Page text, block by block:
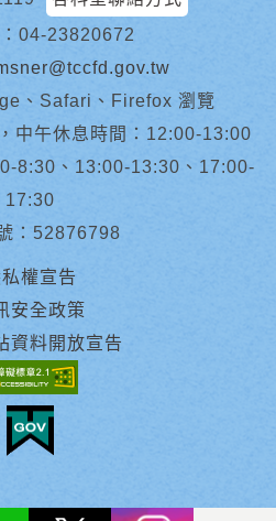
04-23820672
、Safari、Firefox 瀏覽
中午休息時間：12:00-13:00
8:30、13:00-13:30、17:00-
17:30
：52876798
私權宣告
安全政策
資料開放宣告